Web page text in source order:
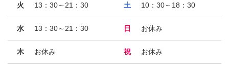
火 13：30～21：30
水 13：30～21：30
木 お休み
土 10：30～18：30
日 お休み
祝 お休み